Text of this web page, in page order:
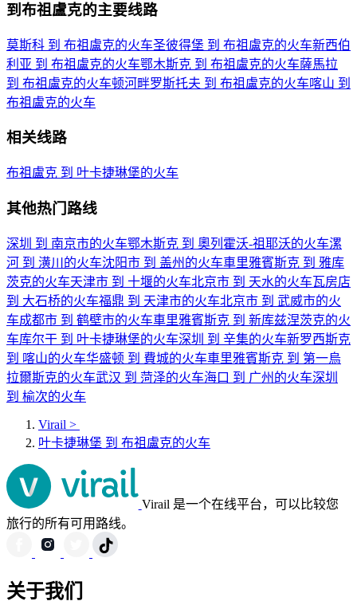
到布祖盧克的主要线路
莫斯科 到 布祖盧克的火车圣彼得堡 到 布祖盧克的火车新西伯
利亚 到 布祖盧克的火车鄂木斯克 到 布祖盧克的火车薩馬拉
到 布祖盧克的火车顿河畔罗斯托夫 到 布祖盧克的火车喀山 到
布祖盧克的火车
相关线路
布祖盧克 到 叶卡捷琳堡的火车
其他热门路线
深圳 到 南京市的火车鄂木斯克 到 奧列霍沃-祖耶沃的火车漯
河 到 潢川的火车沈阳市 到 盖州的火车車里雅賓斯克 到 雅库
茨克的火车天津市 到 十堰的火车北京市 到 天水的火车瓦房店
到 大石桥的火车福鼎 到 天津市的火车北京市 到 武威市的火
车成都市 到 鹤壁市的火车車里雅賓斯克 到 新库兹涅茨克的火
车库尔干 到 叶卡捷琳堡的火车深圳 到 辛集的火车新罗西斯克
到 喀山的火车华盛顿 到 費城的火车車里雅賓斯克 到 第一烏
拉爾斯克的火车武汉 到 菏泽的火车海口 到 广州的火车深圳
到 榆次的火车
Virail >
叶卡捷琳堡 到 布祖盧克的火车
Virail 是一个在线平台，可以比较您
旅行的所有可用路线。
关于我们